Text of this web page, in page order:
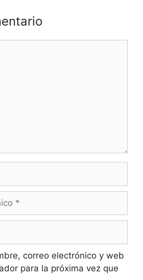
correo electrónico y web
para la próxima vez que